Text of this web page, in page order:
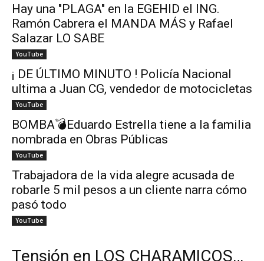
Hay una "PLAGA" en la EGEHID el ING.
Ramón Cabrera el MANDA MÁS y Rafael
Salazar LO SABE
YouTube
¡ DE ÚLTIMO MINUTO ! Policía Nacional
ultima a Juan CG, vendedor de motocicletas
YouTube
BOMBA💣Eduardo Estrella tiene a la familia
nombrada en Obras Públicas
YouTube
Trabajadora de la vida alegre acusada de
robarle 5 mil pesos a un cliente narra cómo
pasó todo
YouTube
Tensión en LOS CHARAMICOS…